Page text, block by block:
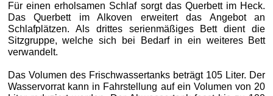
Für einen erholsamen Schlaf sorgt das Querbett im Heck.
Das Querbett im Alkoven erweitert das Angebot an
Schlafplätzen. Als drittes serienmäßiges Bett dient die
Sitzgruppe, welche sich bei Bedarf in ein weiteres Bett
verwandelt.
Das Volumen des Frischwassertanks beträgt 105 Liter. Der
Wasservorrat kann in Fahrstellung auf ein Volumen von 20